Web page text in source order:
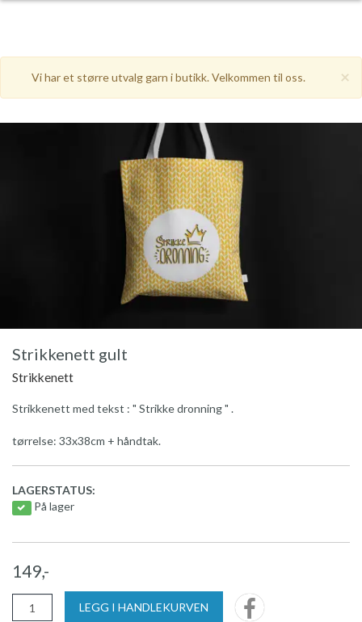
×
Vi har et større utvalg garn i butikk. Velkommen til oss.
Strikkenett gult
Strikkenett
Strikkenett med tekst : " Strikke dronning " .
tørrelse: 33x38cm + håndtak.
LAGERSTATUS:
På lager
149,-
LEGG I HANDLEKURVEN